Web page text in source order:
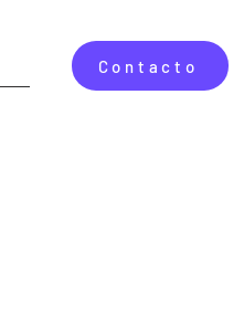
Contacto